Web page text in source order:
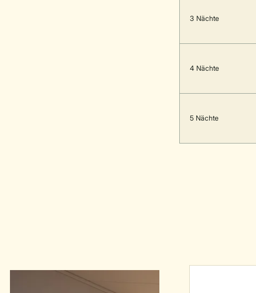
3 Nächte
4 Nächte
5 Nächte